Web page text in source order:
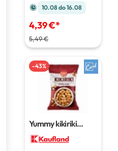
10.08 do 16.08
4,39 €*
5,49 €
-43%
Yummy kikiriki